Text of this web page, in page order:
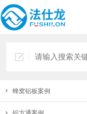
蜂窝铝板案例